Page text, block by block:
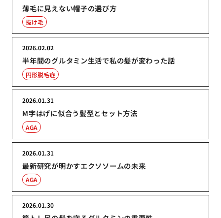
薄毛に見えない帽子の選び方
抜け毛
半年間のグルタミン生活で私の髪が変わった話
2026.02.02
円形脱毛症
M字はげに似合う髪型とセット方法
2026.01.31
AGA
最新研究が明かすエクソソームの未来
2026.01.31
AGA
2026.01.30